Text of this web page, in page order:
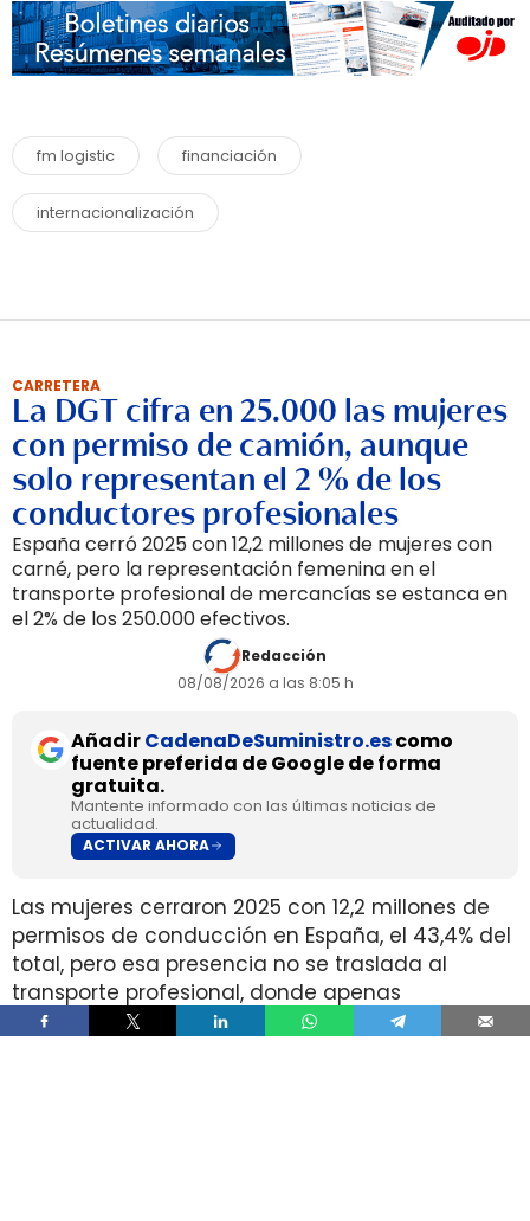
fm logistic financiación
internacionalización
CARRETERA
La DGT cifra en 25.000 las mujeres
con permiso de camión, aunque
solo representan el 2 % de los
conductores profesionales
España cerró 2025 con 12,2 millones de mujeres con
carné, pero la representación femenina en el
transporte profesional de mercancías se estanca en
el 2% de los 250.000 efectivos.
Redacción
08/08/2026 a las 8:05 h
AñadirCadenaDeSuministro.escomo
fuente preferida de Google de forma
gratuita.
Mantente informado con las últimas noticias de
actualidad.
ACTIVAR AHORA
Las mujeres cerraron 2025 con 12,2 millones de
permisos de conducción en España, el 43,4% del
total, pero esa presencia no se traslada al
transporte profesional, donde apenas
representan el 2% de un colectivo de 250.000